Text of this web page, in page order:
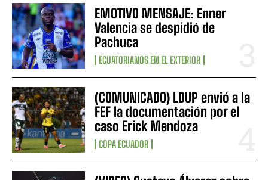
EMOTIVO MENSAJE: Enner
Valencia se despidió de
Pachuca
ECUATORIANOS EN EL EXTERIOR
(COMUNICADO) LDUP envió a la
FEF la documentación por el
caso Erick Mendoza
COPA ECUADOR